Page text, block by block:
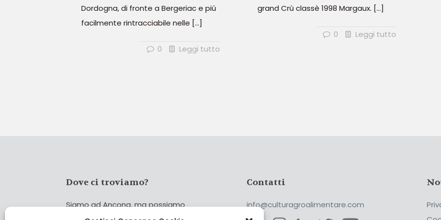
Dordogna, di fronte a Bergeriac e piú
facilmente rintracciabile nelle […]
0 Leggi tutto
grand Crù classè 1998 Margaux. […]
0 Leggi tutto
Dove ci troviamo?
Siamo ad Ancona, ma possiamo
Contatti
info@culturagroalimentare.com